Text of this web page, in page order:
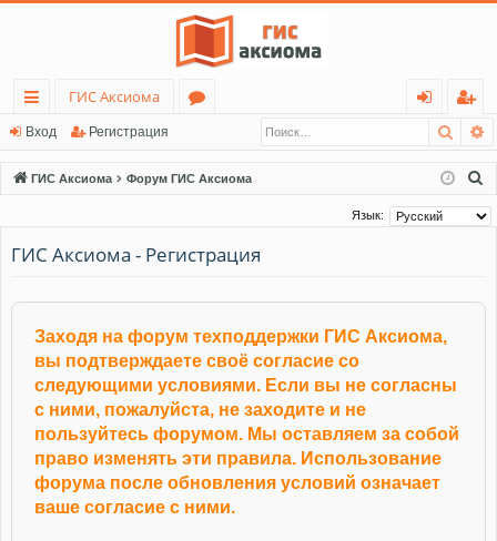
с
ы
лк
ГИС Аксиома
ру
м
д
ег
ис
тр
Вход Регистрация
ГИС Аксиома Форум ГИС Аксиома
и
Язык:
ГИС Аксиома - Регистрация
Заходя на форум техподдержки ГИС Аксиома,
вы подтверждаете своё согласие со
следующими условиями. Если вы не согласны
с ними, пожалуйста, не заходите и не
пользуйтесь форумом. Мы оставляем за собой
право изменять эти правила. Использование
форума после обновления условий означает
ваше согласие с ними.